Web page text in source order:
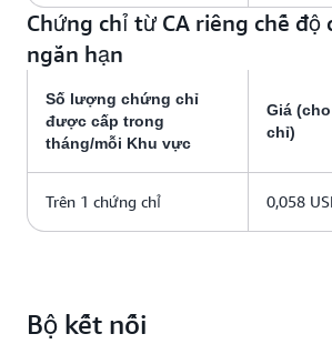
Chứng chỉ từ CA riêng chế độ
ngắn hạn
Số lượng chứng chỉ
được cấp trong
tháng/mỗi Khu vực
Giá
chỉ)
Trên 1 chứng chỉ 0,058
Bộ kết nối